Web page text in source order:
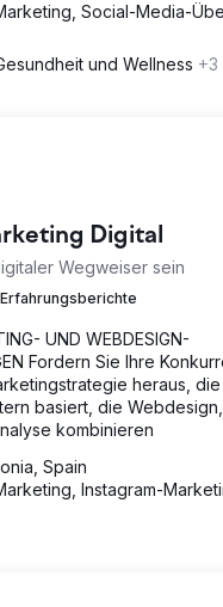
Social-Media-
und Wellness +3
Digital
Wegweiser sein
UND WEBDESIGN-
Fordern Sie Ihre
heraus,
basiert, die Webdesign,
kombinieren
Spain
Instagram-